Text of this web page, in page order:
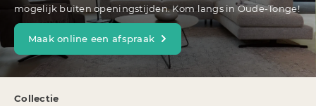
mogelijk buiten openingstijden. Kom langs in Oude-Tonge!
Maak online een afspraak
Collectie